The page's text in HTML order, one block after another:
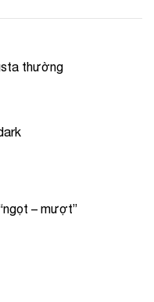
thường
– mượt”